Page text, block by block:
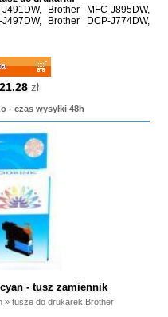
Brother MFC-J895DW,
Brother DCP-J774DW,
21.28 zł
- czas wysyłki 48h
- tusz zamiennik
»tusze do drukarek Brother